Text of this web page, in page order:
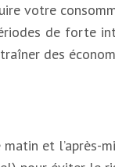
votre
de forte
des
et l’après-